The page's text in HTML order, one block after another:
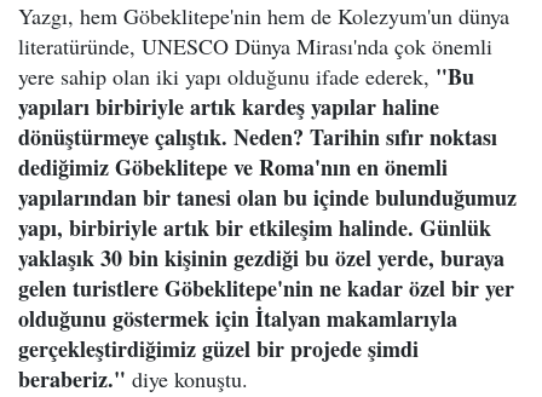
Yazgı, hem Göbeklitepe'nin hem de Kolezyum'un dünya
literatüründe, UNESCO Dünya Mirası'nda çok önemli
yere sahip olan iki yapı olduğunu ifade ederek, "Bu
yapıları birbiriyle artık kardeş yapılar haline
dönüştürmeye çalıştık. Neden? Tarihin sıfır noktası
dediğimiz Göbeklitepe ve Roma'nın en önemli
yapılarından bir tanesi olan bu içinde bulunduğumuz
yapı, birbiriyle artık bir etkileşim halinde. Günlük
yaklaşık 30 bin kişinin gezdiği bu özel yerde, buraya
gelen turistlere Göbeklitepe'nin ne kadar özel bir yer
olduğunu göstermek için İtalyan makamlarıyla
gerçekleştirdiğimiz güzel bir projede şimdi
beraberiz." diye konuştu.